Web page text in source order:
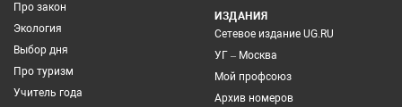
Про закон
Экология
Выбор дня
Про туризм
Учитель года
ИЗДАНИЯ
Сетевое издание UG.RU
УГ – Москва
Мой профсоюз
Архив номеров